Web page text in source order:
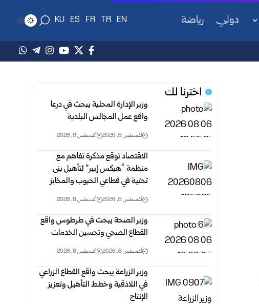
دولي رياضة EN
TR
FR
ES
KU
اخترنا لك
وزير الإدارة المحلية يبحث في درعا
واقع عمل المجالس البلدية
أغسطس 6, 2026 أغسطس 6, 2026
الاقتصاد توقع مذكرة تفاهم ‏مع
منظمة “هيكس إيبر” لتأهيل بنى
تحتية في قطاعي الحبوب والمخابز
أغسطس 6, 2026 أغسطس 6, 2026
وزير الصحة يبحث في طرطوس واقع
القطاع الصحي وتحسين الخدمات
أغسطس 6, 2026 أغسطس 6, 2026
وزير الزراعة يبحث واقع القطاع الزراعي
في اللاذقية وخطط التأهيل وتعزيز
الإنتاج